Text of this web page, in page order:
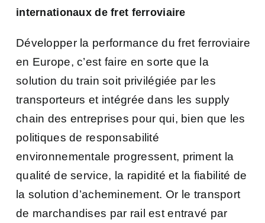
internationaux de fret ferroviaire
Développer la performance du fret ferroviaire
en Europe, c’est faire en sorte que la
solution du train soit privilégiée par les
transporteurs et intégrée dans les supply
chain des entreprises pour qui, bien que les
politiques de responsabilité
environnementale progressent, priment la
qualité de service, la rapidité et la fiabilité de
la solution d’acheminement. Or le transport
de marchandises par rail est entravé par